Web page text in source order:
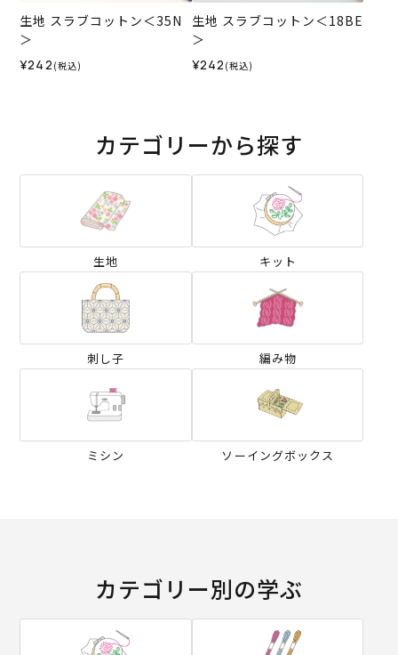
生地 スラブコットン＜35N
＞
¥242 (税込)
生地 スラブコットン＜18BE
＞
¥242 (税込)
カテゴリーから探す
生地 キット
刺し子 編み物
ミシン ソーイングボックス
カテゴリー別の学ぶ